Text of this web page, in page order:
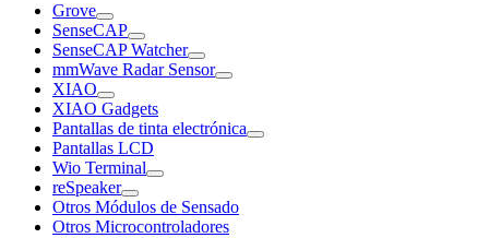
Grove
SenseCAP
SenseCAP Watcher
mmWave Radar Sensor
XIAO
XIAO Gadgets
Pantallas de tinta electrónica
Pantallas LCD
Wio Terminal
reSpeaker
Otros Módulos de Sensado
Otros Microcontroladores